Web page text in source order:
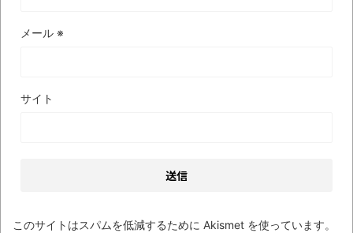
メール ※
サイト
このサイトはスパムを低減するために Akismet を使っています。